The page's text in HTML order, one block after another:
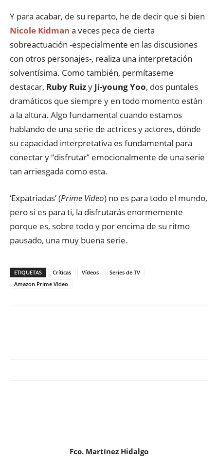
Y para acabar, de su reparto, he de decir que si bien
Nicole Kidman a veces peca de cierta
sobreactuación -especialmente en las discusiones
con otros personajes-, realiza una interpretación
solventísima. Como también, permítaseme
destacar, Ruby Ruizy Ji-young Yoo, dos puntales
dramáticos que siempre y en todo momento están
a la altura. Algo fundamental cuando estamos
hablando de una serie de actrices y actores, dónde
su capacidad interpretativa es fundamental para
conectar y “disfrutar” emocionalmente de una serie
tan arriesgada como esta.
‘Expatriadas’ (Prime Video) no es para todo el mundo,
pero si es para ti, la disfrutarás enormemente
porque es, sobre todo y por encima de su ritmo
pausado, una muy buena serie.
ETIQUETAS Críticas Vídeos
Series de TV
Amazon Prime Video
Fco. Martínez Hidalgo